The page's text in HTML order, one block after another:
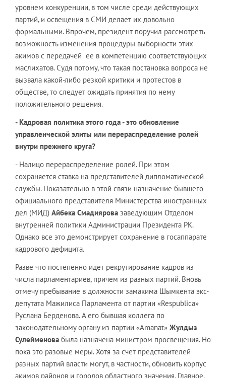
уровнем конкуренции, в том числе среди действующих
партий, и освещения в СМИ делает их довольно
формальными. Впрочем, президент поручил рассмотреть
возможность изменения процедуры выборности этих
акимов с передачей ее в компетенцию соответствующих
маслихатов. Судя потому, что такая постановка вопроса не
вызвала какой-либо резкой критики и протестов в
обществе, то следует ожидать принятия по нему
положительного решения.
- Кадровая политика этого года - это обновление
управленческой элиты или перераспределение ролей
внутри прежнего круга?
- Налицо перераспределение ролей. При этом
сохраняется ставка на представителей дипломатической
службы. Показательно в этой связи назначение бывшего
официального представителя Министерства иностранных
дел (МИД) Айбека Смадиярова заведующим Отделом
внутренней политики Администрации Президента РК.
Однако все это демонстрирует сохранение в госаппарате
кадрового дефицита.
Разве что постепенно идет рекрутирование кадров из
числа парламентариев, причем из разных партий. Вновь
отмечу пребывание в должности замакима Шымкента экс-
депутата Мажилиса Парламента от партии «Respublica»
Руслана Берденова. А его бывшая коллега по
законодательному органу из партии «Amanat» Жулдыз
Сулейменова была назначена министром просвещения. Но
пока это разовые меры. Хотя за счет представителей
разных партий власти могут, в частности, обновить корпус
акимов районов и городов областного значения. Главное,